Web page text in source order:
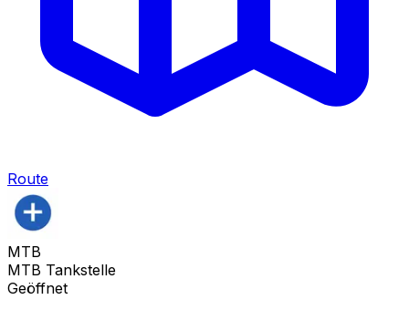
Route
MTB
MTB Tankstelle
Geöffnet